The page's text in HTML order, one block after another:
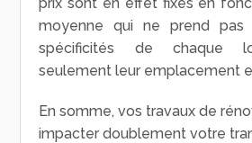
moyenne qui ne prend
spécificités de chaque
seulement leur emplacement
En somme, vos travaux de
impacter doublement votre